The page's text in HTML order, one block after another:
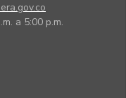
a 5:00 p.m.